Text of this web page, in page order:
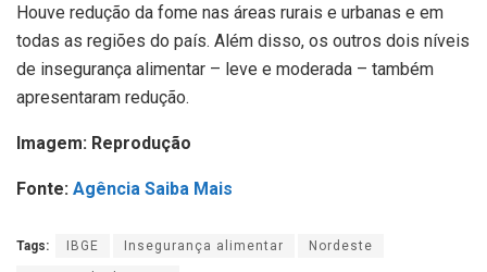
Houve redução da fome nas áreas rurais e urbanas e em
todas as regiões do país. Além disso, os outros dois níveis
de insegurança alimentar – leve e moderada – também
apresentaram redução.
Imagem: Reprodução
Fonte: Agência Saiba Mais
Tags: IBGE Insegurança alimentar Nordeste